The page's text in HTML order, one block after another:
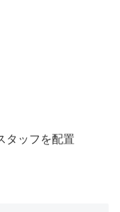
タッフを配置